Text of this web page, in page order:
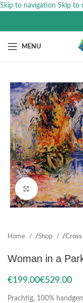
Skip to navigation Skip to
MENU
Click to enlarge
Home Shop Cross
Woman in a
€ €
Prachtig, 100%